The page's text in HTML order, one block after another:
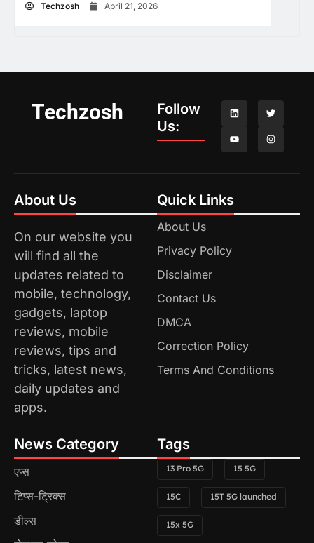
Techzosh April 21, 2026
Techzosh
Follow
Us:
About Us
On our website you
will find all the
updates related to
mobile, technology,
gadgets, laptop
reviews, mobile
reviews, tips and
tricks, latest news,
daily updates and
apps.
Quick Links
About Us
Privacy Policy
Disclaimer
Contact Us
DMCA
Correction Policy
Terms And Conditions
News Category
एप्स
टिप्स-ट्रिक्स
डील्स
Tags
13 Pro 5G 15 5G
15C 15T 5G launched
15x 5G